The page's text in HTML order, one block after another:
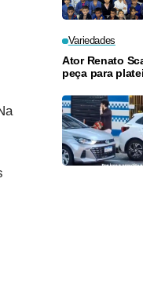
Variedades
Ator Renato
peça para